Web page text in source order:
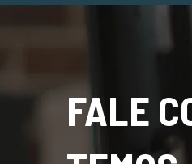
FALE